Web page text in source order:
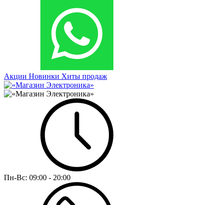
Акции Новинки Хиты продаж
Пн-Вс: 09:00 - 20:00